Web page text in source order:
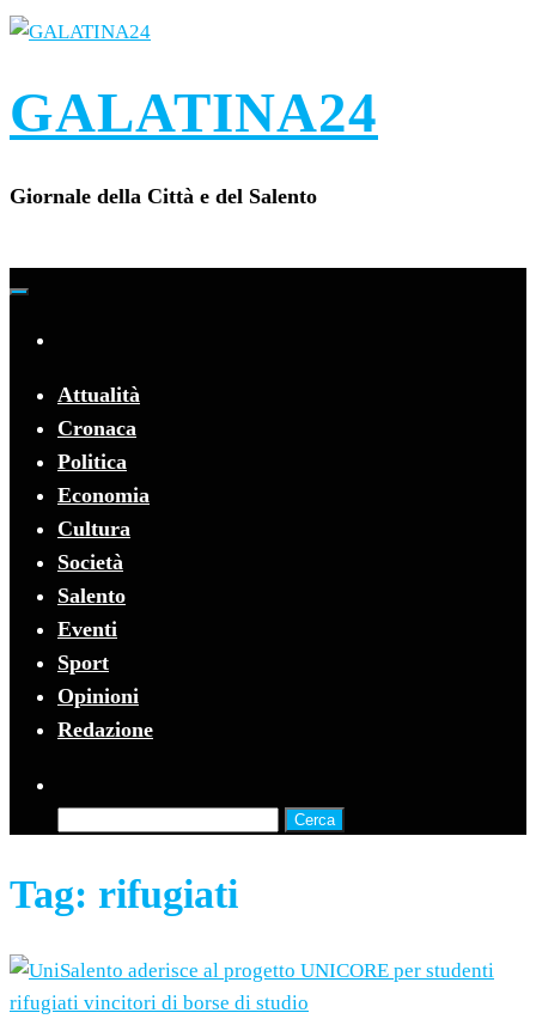
Vai
contenuto
GALATINA24
Giornale della Città e del Salento
Attualità
Cronaca
Politica
Economia
Cultura
Società
Salento
Eventi
Sport
Opinioni
Redazione
Tag: rifugiati